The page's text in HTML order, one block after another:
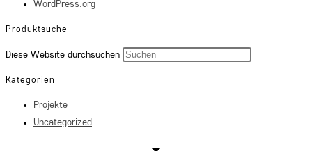
WordPress.org
Produktsuche
Diese Website durchsuchen
Kategorien
Projekte
Uncategorized